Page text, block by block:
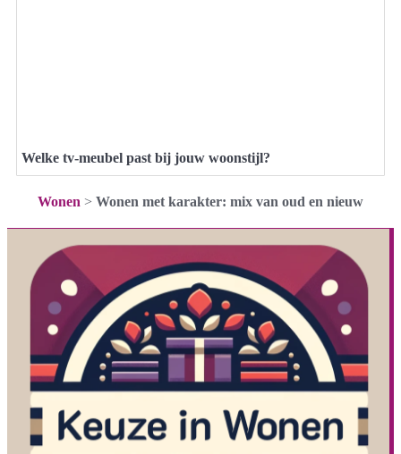
Welke tv-meubel past bij jouw woonstijl?
Wonen > Wonen met karakter: mix van oud en nieuw